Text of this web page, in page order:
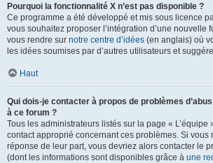
Pourquoi la fonctionnalité X n’est pas disponible ?
Ce programme a été développé et mis sous licence
vous souhaitez proposer l’intégration d’une nouvelle
vous rendre sur notre centre d’idées (en anglais) où
les idées soumises par d’autres utilisateurs et
Haut
Qui dois-je contacter à propos de problèmes
à ce forum ?
Tous les administrateurs listés sur la page « L’équipe
contact approprié concernant ces problèmes. Si vous
réponse de leur part, vous devriez alors contacter le
(dont les informations sont disponibles grâce à une